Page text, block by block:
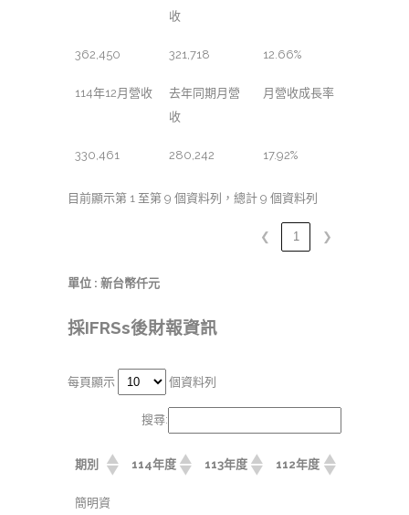
收
362,450 321,718 12.66%
114年12月營收
去年同期月營
收
月營收成長率
330,461 280,242 17.92%
目前顯示第 1 至第 9 個資料列，總計 9 個資料列
❮ 1 ❯
單位 : 新台幣仟元
採IFRSs後財報資訊
每頁顯示 個資料列
搜尋:
期別 114年度 113年度 112年度
簡明資